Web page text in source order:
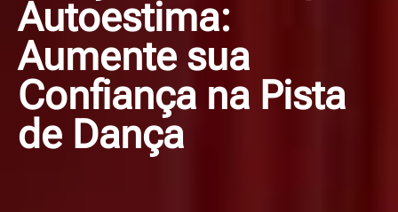
Autoestima:
Aumente sua
Confiança na Pista
de Dança